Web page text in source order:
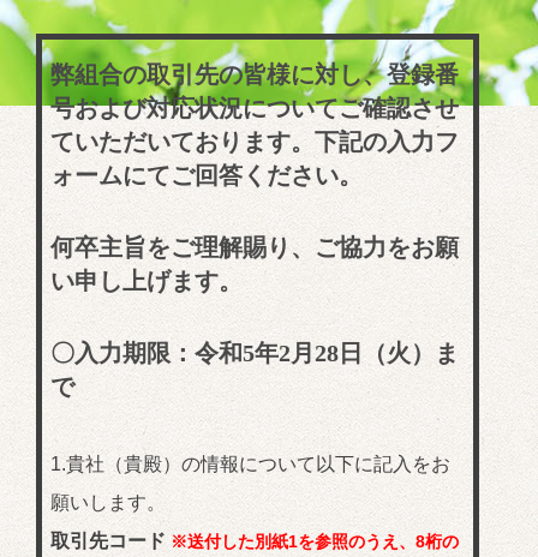
弊組合の取引先の皆様に対し、登録番
号および対応状況についてご確認させ
ていただいております。下記の入力フ
ォームにてご回答ください。
何卒主旨をご理解賜り、ご協力をお願
い申し上げます。
〇入力期限：令和5年2月28日（火）ま
で
1.貴社（貴殿）の情報について以下に記入をお
願いします。
取引先コード ※送付した別紙1を参照のうえ、8桁の